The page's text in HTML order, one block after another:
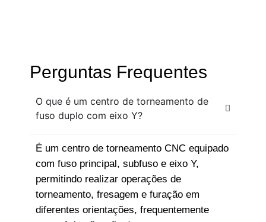
Perguntas Frequentes
O que é um centro de torneamento de
fuso duplo com eixo Y?
É um centro de torneamento CNC equipado
com fuso principal, subfuso e eixo Y,
permitindo realizar operações de
torneamento, fresagem e furação em
diferentes orientações, frequentemente